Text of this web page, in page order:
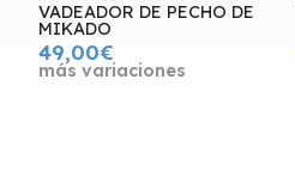
VADEADOR DE PECHO DE
MIKADO
49,00€
más variaciones